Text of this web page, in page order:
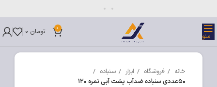
منو
0 تومان
بزرگنمایی تصویر
خانه فروشگاه ابزار
سنباده
۵۰عددی سنباده ضدآب پشت آبی نمره ۱۲۰